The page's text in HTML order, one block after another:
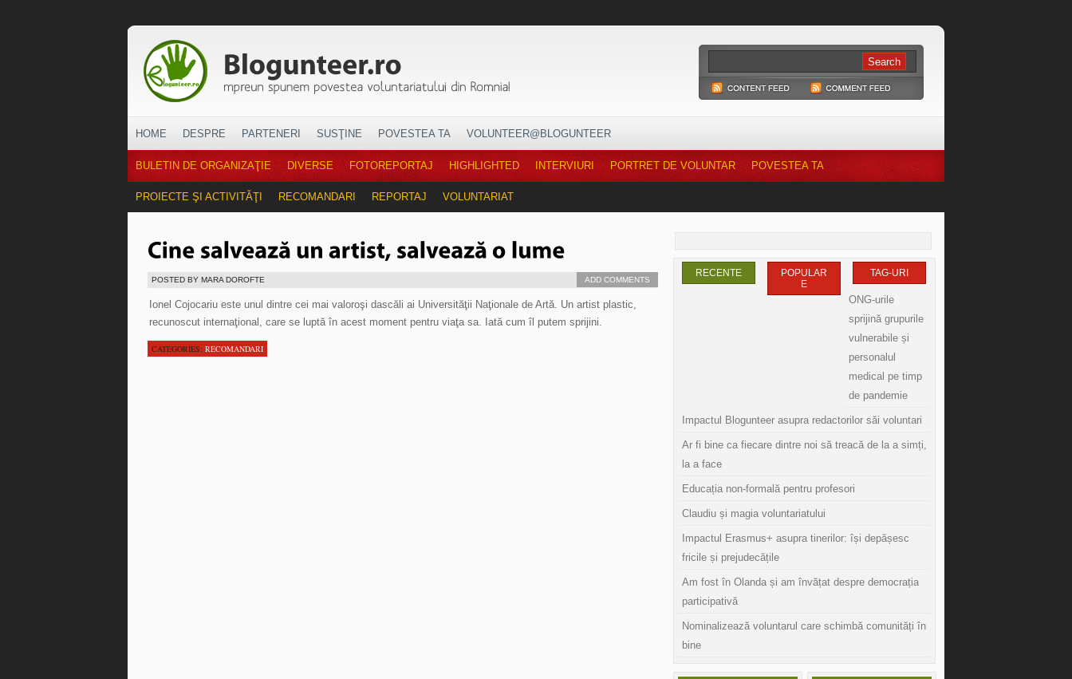
HOME DESPRE PARTENERI SUSŢINE POVESTEA TA VOLUNTEER@BLOGUNTEER
BULETIN DE ORGANIZAŢIE DIVERSE FOTOREPORTAJ HIGHLIGHTED INTERVIURI PORTRET DE VOLUNTAR POVESTEA TA
PROIECTE ŞI ACTIVITĂŢI RECOMANDARI REPORTAJ VOLUNTARIAT
POSTED BY MARA DOROFTE ADD COMMENTS
Ionel Cojocariu este unul dintre cei mai valoroşi dascăli ai Universităţii Naţionale de Artă. Un artist plastic,
recunoscut internaţional, care se luptă în acest moment pentru viaţa sa. Iată cum îl putem sprijini.
CATEGORIES: RECOMANDARI
RECENTE
POPULAR
E
TAG-URI
ONG-urile
sprijină grupurile
vulnerabile și
personalul
medical pe timp
de pandemie
Impactul Blogunteer asupra redactorilor săi voluntari
Ar fi bine ca fiecare dintre noi să treacă de la a simți,
la a face
Educația non-formală pentru profesori
Claudiu și magia voluntariatului
Impactul Erasmus+ asupra tinerilor: își depășesc
fricile și prejudecățile
Am fost în Olanda și am învățat despre democrația
participativă
Nominalizează voluntarul care schimbă comunități în
bine